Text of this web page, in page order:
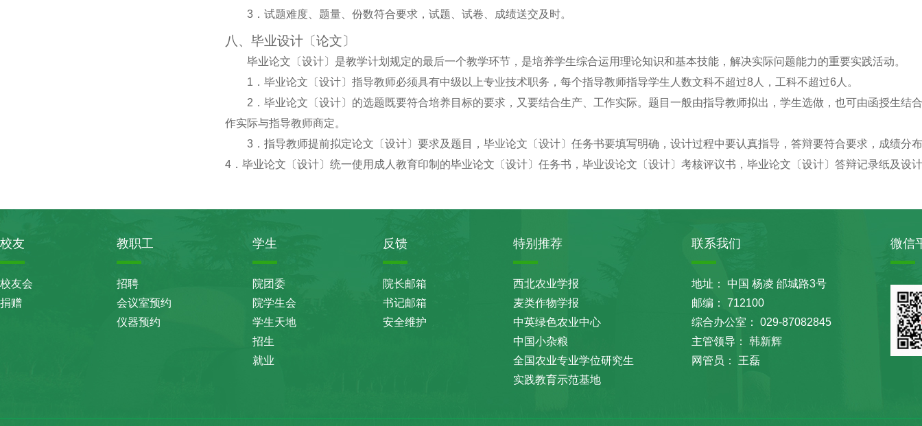
3 ．试题难度、题量、份数符合要求，试题、试卷、成绩送交及时。
八、毕业设计〔论文〕
毕业论文〔设计〕是教学计划规定的最后一个教学环节，是培养学生综合运用理论知识和基本技能，解决实际问题能力的重要实践活动。
1 ．毕业论文〔设计〕指导教师必须具有中级以上专业技术职务，每个指导教师指导学生人数文科不超过8 人，工科不超过6 人。
2 ．毕业论文〔设计〕的选题既要符合培养目标的要求，又要结合生产、工作实际。题目一般由指导教师拟出，学生选做，也可由函授生结
作实际与指导教师商定。
3 ．指导教师提前拟定论文〔设计〕要求及题目，毕业论文〔设计〕任务书要填写明确，设计过程中要认真指导，答辩要符合要求，成绩分
4 ．毕业论文〔设计〕统一使用成人教育印制的毕业论文〔设计〕任务书，毕业设论文〔设计〕考核评议书，毕业论文〔设计〕答辩记录纸及设
校友
校友会
捐赠
教职工
招聘
会议室预约
仪器预约
学生
院团委
院学生会
学生天地
招生
就业
反馈
院长邮箱
书记邮箱
安全维护
特别推荐
西北农业学报
麦类作物学报
中英绿色农业中心
中国小杂粮
全国农业专业学位研究生
实践教育示范基地
联系我们
地址： 中国 杨凌 邰城路3号
邮编： 712100
综合办公室： 029-87082845
主管领导： 韩新辉
网管员： 王磊
微信